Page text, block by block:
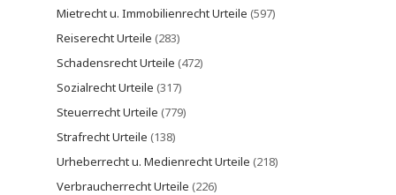
Mietrecht u. Immobilienrecht Urteile (597)
Reiserecht Urteile (283)
Schadensrecht Urteile (472)
Sozialrecht Urteile (317)
Steuerrecht Urteile (779)
Strafrecht Urteile (138)
Urheberrecht u. Medienrecht Urteile (218)
Verbraucherrecht Urteile (226)